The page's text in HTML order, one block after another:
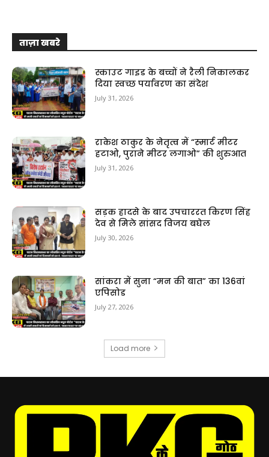
ताज़ा खबरे
स्काउट गाइड के बच्चों ने रैली निकालकर
दिया स्वच्छ पर्यावरण का संदेश
July 31, 2026
राकेश ठाकुर के नेतृत्व में “स्मार्ट मीटर
हटाओ, पुराने मीटर लगाओ” की शुरुआत
July 31, 2026
सड़क हादसे के बाद उपचाररत किरण सिंह
देव से मिले सांसद विजय बघेल
July 30, 2026
सांकरा में सुना “मन की बात” का 136वां
एपिसोड
July 27, 2026
Load more